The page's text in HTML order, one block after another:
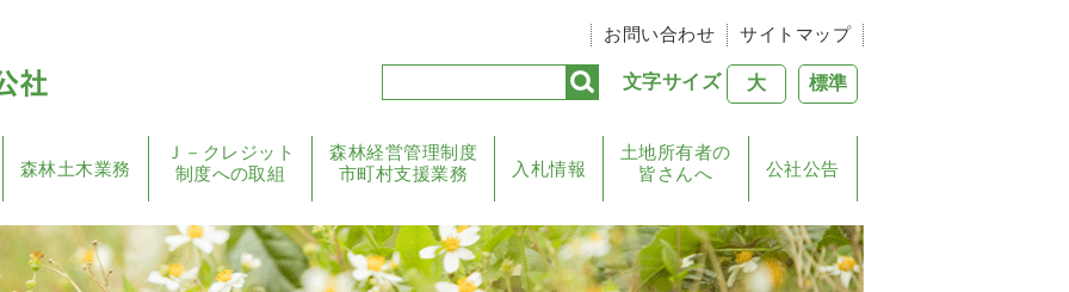
お問い合わせ サイトマップ
文字サイズ 標準
大
森林土木業務
Ｊ－クレジット
制度への取組
森林経営管理制度
市町村支援業務
入札情報
土地所有者の
皆さんへ
公社公告